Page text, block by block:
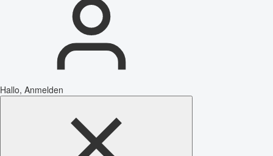
Hallo, Anmelden